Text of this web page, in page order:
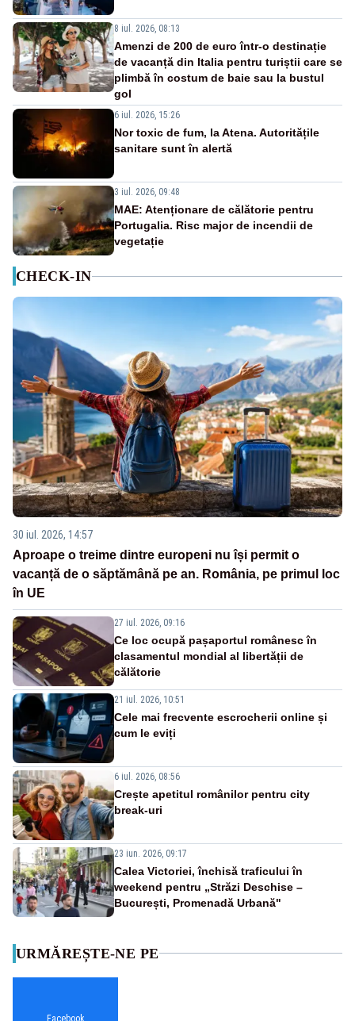
8 iul. 2026, 08:13
Amenzi de 200 de euro într-o destinație
de vacanță din Italia pentru turiștii care se
plimbă în costum de baie sau la bustul
gol
6 iul. 2026, 15:26
Nor toxic de fum, la Atena. Autoritățile
sanitare sunt în alertă
3 iul. 2026, 09:48
MAE: Atenționare de călătorie pentru
Portugalia. Risc major de incendii de
vegetație
CHECK-IN
30 iul. 2026, 14:57
Aproape o treime dintre europeni nu își permit o
vacanță de o săptămână pe an. România, pe primul loc
în UE
27 iul. 2026, 09:16
Ce loc ocupă pașaportul românesc în
clasamentul mondial al libertății de
călătorie
21 iul. 2026, 10:51
Cele mai frecvente escrocherii online și
cum le eviți
6 iul. 2026, 08:56
Crește apetitul românilor pentru city
break-uri
23 iun. 2026, 09:17
Calea Victoriei, închisă traficului în
weekend pentru „Străzi Deschise –
București, Promenadă Urbană"
URMĂREȘTE-NE PE
Facebook